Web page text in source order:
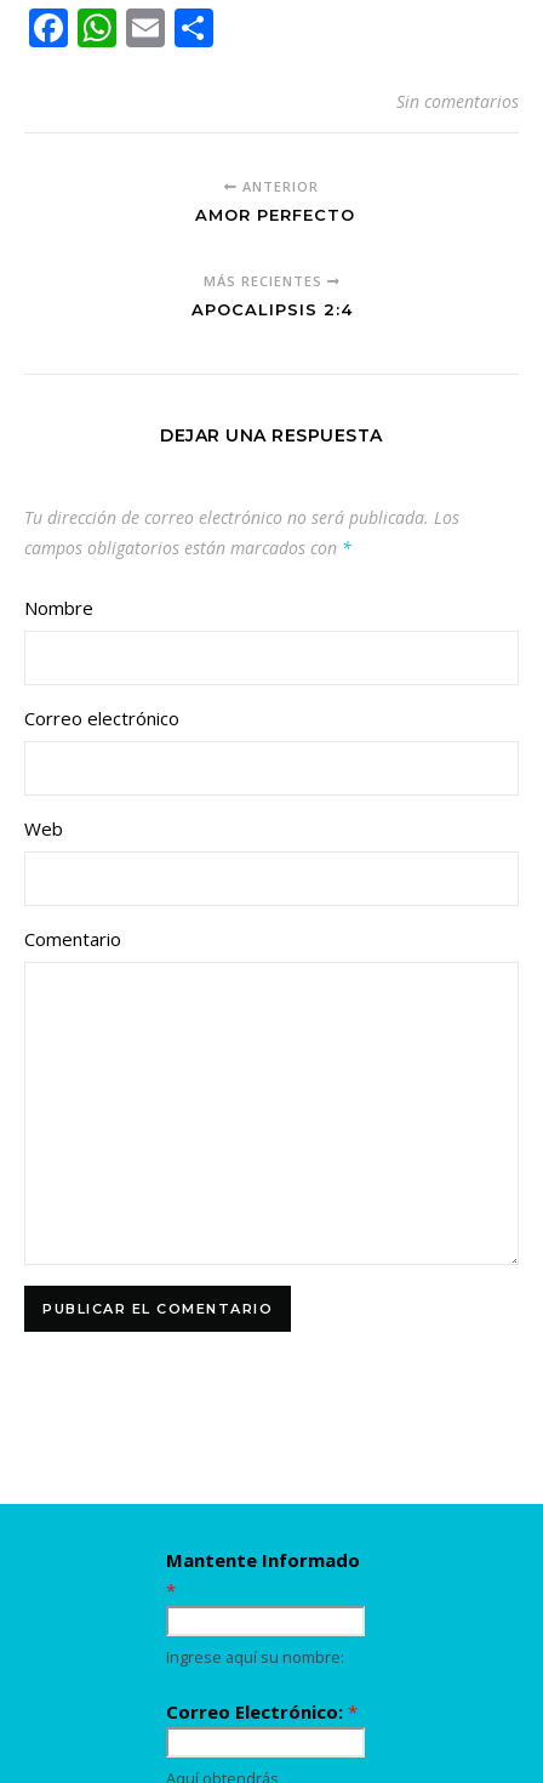
Facebook
WhatsApp
Email
Sin comentarios
ANTERIOR
AMOR PERFECTO
MÁS RECIENTES
APOCALIPSIS 2:4
DEJAR UNA RESPUESTA
Tu dirección de correo electrónico no será publicada. Los
campos obligatorios están marcados con *
Nombre
Correo electrónico
Web
Comentario
Mantente Informado
*
Ingrese aquí su nombre:
Correo Electrónico:*
Aquí obtendrás